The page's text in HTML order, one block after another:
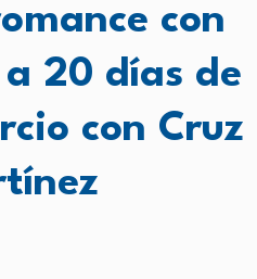
con
a 20 días de
con Cruz